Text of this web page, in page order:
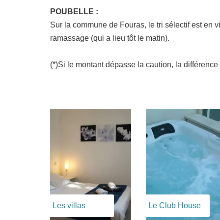
POUBELLE :
Sur la commune de Fouras, le tri sélectif est en
ramassage (qui a lieu tôt le matin).
(*)Si le montant dépasse la caution, la
Les villas Le Club House